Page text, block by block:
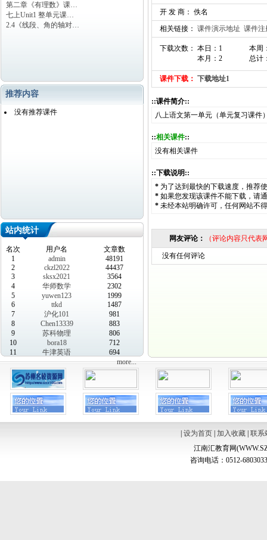
第二章《有理数》课…
七上Unit1 整单元课…
2.4《线段、角的轴对…
推荐内容
没有推荐课件
站内统计
名次 用户名
文章数
1
admin
48191
2
ckzl2022
44437
3
sksx2021
3564
4
华师数学
2302
5
yuwen123
1999
6
ttkd
1487
7
沪化101
981
8
Chen13339
883
9
苏科物理
806
10
bora18
712
11
牛津英语
694
more...
开 发 商： 佚名
相关链接： 课件演示地址 课件注
下载次数： 本日：1
本月：2
本周
总计
课件下载： 下载地址1
::课件简介::
八上语文第一单元（单元复习课件
::相关课件::
没有相关课件
::下载说明::
* 为了达到最快的下载速度，推荐
* 如果您发现该课件不能下载，请
* 未经本站明确许可，任何网站不
网友评论： （评论内容只代
没有任何评论
设为首页| 加入收藏| 联系
江南汇教育网
咨询电话：0512-